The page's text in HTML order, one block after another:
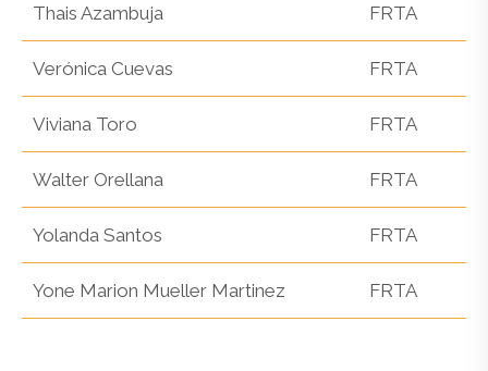
Thais Azambuja FRTA
Verónica Cuevas FRTA
Viviana Toro FRTA
Walter Orellana FRTA
Yolanda Santos FRTA
Yone Marion Mueller Martinez FRTA